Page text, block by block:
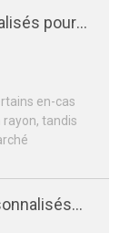
pour
votre
en-cas
tandis